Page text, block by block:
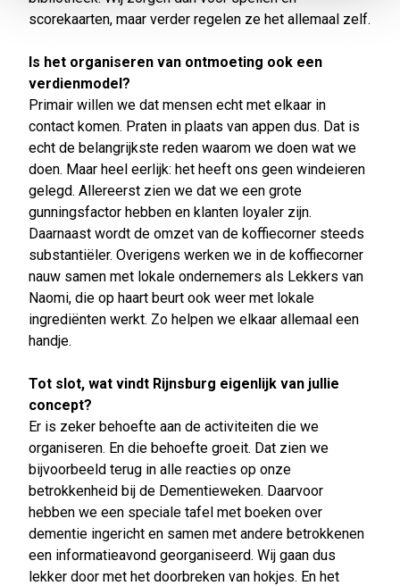
scorekaarten, maar verder regelen ze het allemaal zelf.
Is het organiseren van ontmoeting ook een
verdienmodel?
Primair willen we dat mensen echt met elkaar in
contact komen. Praten in plaats van appen dus. Dat is
echt de belangrijkste reden waarom we doen wat we
doen. Maar heel eerlijk: het heeft ons geen windeieren
gelegd. Allereerst zien we dat we een grote
gunningsfactor hebben en klanten loyaler zijn.
Daarnaast wordt de omzet van de koffiecorner steeds
substantiëler. Overigens werken we in de koffiecorner
nauw samen met lokale ondernemers als Lekkers van
Naomi, die op haart beurt ook weer met lokale
ingrediënten werkt. Zo helpen we elkaar allemaal een
handje.
Tot slot, wat vindt Rijnsburg eigenlijk van jullie
concept?
Er is zeker behoefte aan de activiteiten die we
organiseren. En die behoefte groeit. Dat zien we
bijvoorbeeld terug in alle reacties op onze
betrokkenheid bij de Dementieweken. Daarvoor
hebben we een speciale tafel met boeken over
dementie ingericht en samen met andere betrokkenen
een informatieavond georganiseerd. Wij gaan dus
lekker door met het doorbreken van hokjes. En het